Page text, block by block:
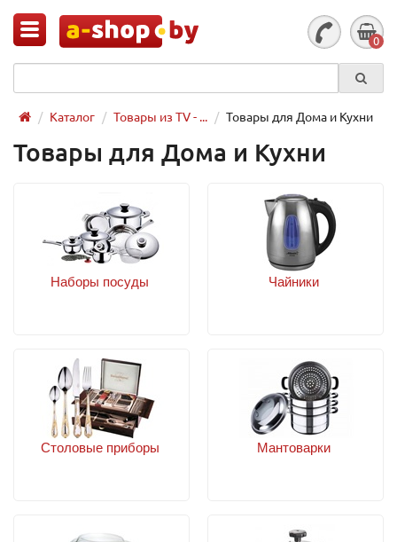
0
Каталог Товары из TV - ... Товары для Дома и Кухни
Товары для Дома и Кухни
Наборы посуды Чайники
Столовые приборы Мантоварки